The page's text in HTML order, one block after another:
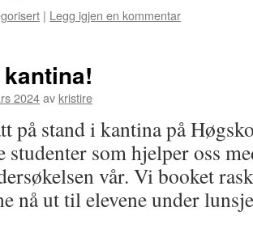
| Legg igjen en kommentar
2024av kristire
på stand i kantina på
studenter som hjelper oss
vår. Vi booket
nå ut til elevene under